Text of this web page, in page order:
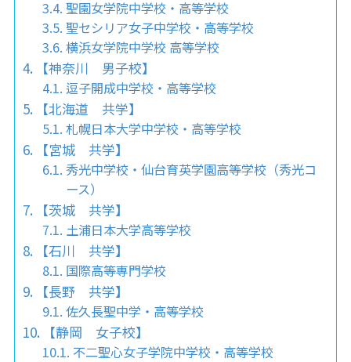
聖園女学院中学校・高等学校
聖セシリア女子中学校・高等学校
横浜女学院中学校 高等学校
【神奈川 男子校】
逗子開成中学校・高等学校
【北海道 共学】
札幌日本大学中学校・高等学校
【宮城 共学】
秀光中学校・仙台育英学園高等学校（秀光コ
ース）
【茨城 共学】
土浦日本大学高等学校
【石川 共学】
国際高等専門学校
【長野 共学】
佐久長聖中学・高等学校
【静岡 女子校】
不二聖心女子学院中学校・高等学校